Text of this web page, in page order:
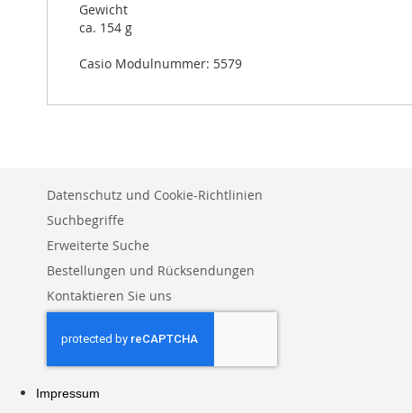
Gewicht
ca. 154 g
Casio Modulnummer: 5579
Datenschutz und Cookie-Richtlinien
Suchbegriffe
Erweiterte Suche
Bestellungen und Rücksendungen
Kontaktieren Sie uns
Impressum